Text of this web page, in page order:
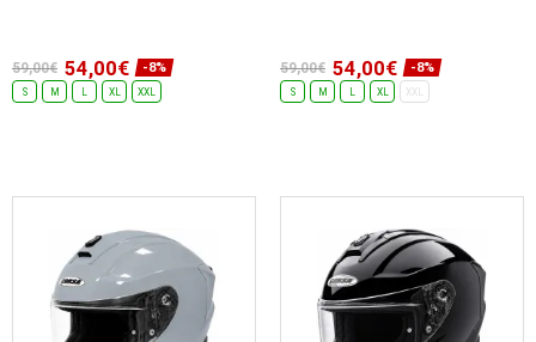
59,00€ 54,00€ -8%
S M XL XXL
59,00€ 54,00€ -8%
S M XL XXL